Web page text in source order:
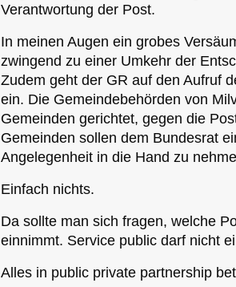
Verantwortung der Post.
In meinen Augen ein grobes
zwingend zu einer Umkehr der
Zudem geht der GR auf den Aufruf
ein. Die Gemeindebehörden von
Gemeinden gerichtet, gegen die
Gemeinden sollen dem Bundesrat
Angelegenheit in die Hand zu
Einfach nichts.
Da sollte man sich fragen, welche
einnimmt. Service public darf nicht
Alles in public private partnership